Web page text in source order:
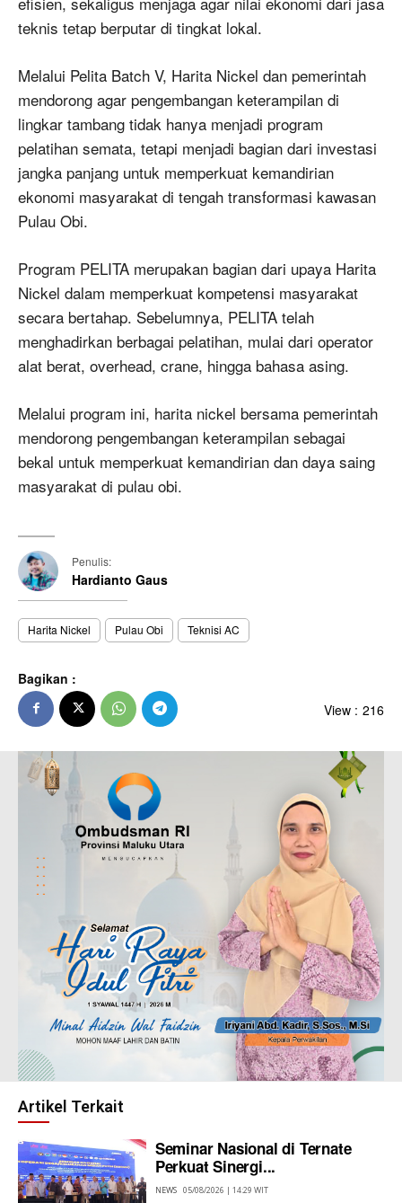
teknis tetap berputar di tingkat lokal.
Melalui Pelita Batch V, Harita Nickel dan pemerintah
mendorong agar pengembangan keterampilan di
lingkar tambang tidak hanya menjadi program
pelatihan semata, tetapi menjadi bagian dari investasi
jangka panjang untuk memperkuat kemandirian
ekonomi masyarakat di tengah transformasi kawasan
Pulau Obi.
Program PELITA merupakan bagian dari upaya Harita
Nickel dalam memperkuat kompetensi masyarakat
secara bertahap. Sebelumnya, PELITA telah
menghadirkan berbagai pelatihan, mulai dari operator
alat berat, overhead, crane, hingga bahasa asing.
Melalui program ini, harita nickel bersama pemerintah
mendorong pengembangan keterampilan sebagai
bekal untuk memperkuat kemandirian dan daya saing
masyarakat di pulau obi.
Penulis:
Hardianto Gaus
Harita Nickel Pulau Obi Teknisi AC
Bagikan :
View : 216
Artikel Terkait
Seminar Nasional di Ternate
Perkuat Sinergi...
NEWS 05/08/2026 | 14:29 WIT